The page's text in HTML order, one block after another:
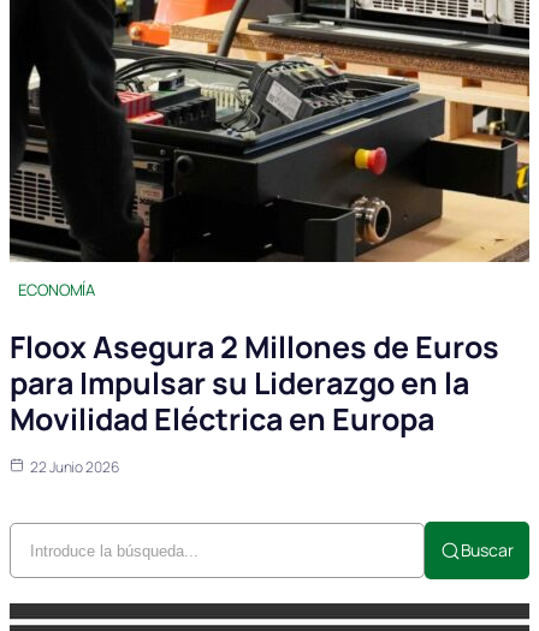
ECONOMÍA
Floox Asegura 2 Millones de Euros
para Impulsar su Liderazgo en la
Movilidad Eléctrica en Europa
22 Junio 2026
Buscar